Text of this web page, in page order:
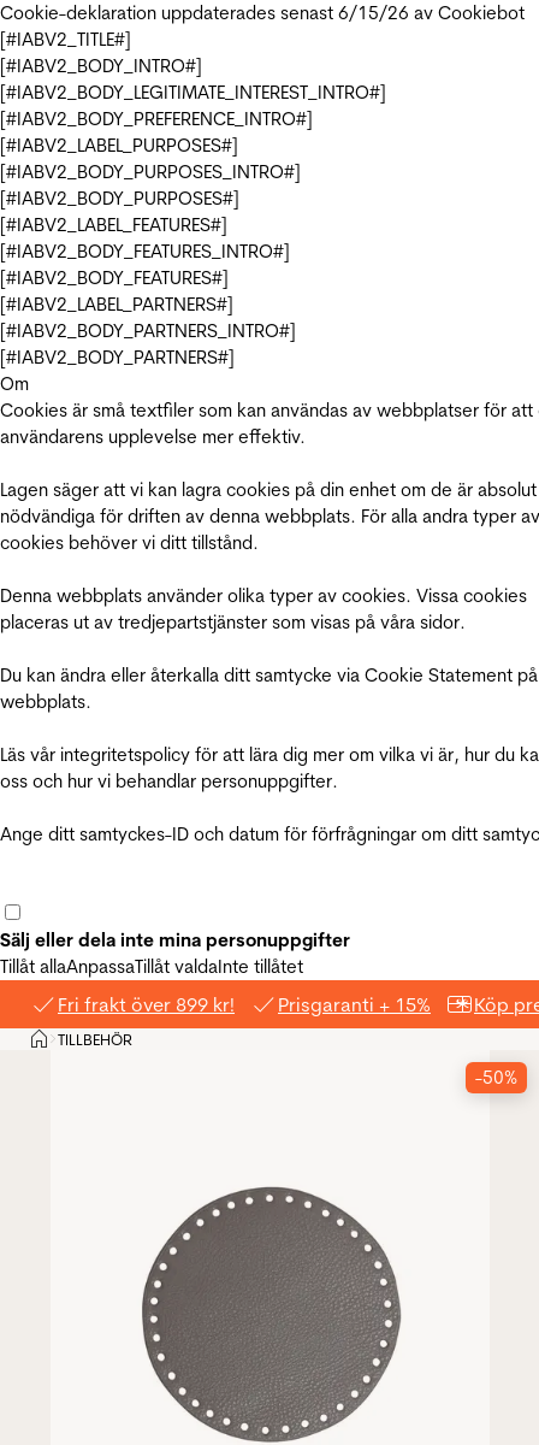
Cookie-deklaration uppdaterades senast 6/15/26 av Cookiebot
[#IABV2_TITLE#]
[#IABV2_BODY_INTRO#]
[#IABV2_BODY_LEGITIMATE_INTEREST_INTRO#]
[#IABV2_BODY_PREFERENCE_INTRO#]
[#IABV2_LABEL_PURPOSES#]
[#IABV2_BODY_PURPOSES_INTRO#]
[#IABV2_BODY_PURPOSES#]
[#IABV2_LABEL_FEATURES#]
[#IABV2_BODY_FEATURES_INTRO#]
[#IABV2_BODY_FEATURES#]
[#IABV2_LABEL_PARTNERS#]
[#IABV2_BODY_PARTNERS_INTRO#]
[#IABV2_BODY_PARTNERS#]
Om
Cookies är små textfiler som kan användas av webbplatser för att
användarens upplevelse mer effektiv.
Lagen säger att vi kan lagra cookies på din enhet om de är absolut
nödvändiga för driften av denna webbplats. För alla andra typer av
cookies behöver vi ditt tillstånd.
Denna webbplats använder olika typer av cookies. Vissa cookies
placeras ut av tredjepartstjänster som visas på våra sidor.
Du kan ändra eller återkalla ditt samtycke via Cookie Statement
webbplats.
Läs vår integritetspolicy för att lära dig mer om vilka vi är, hur du
oss och hur vi behandlar personuppgifter.
Ange ditt samtyckes-ID och datum för förfrågningar om ditt
Sälj eller dela inte mina personuppgifter
Tillåt allaAnpassaTillåt valdaInte tillåtet
Fri frakt över 899 kr! Prisgaranti + 15% Köp
Hem
>TILLBEHÖR
-50%